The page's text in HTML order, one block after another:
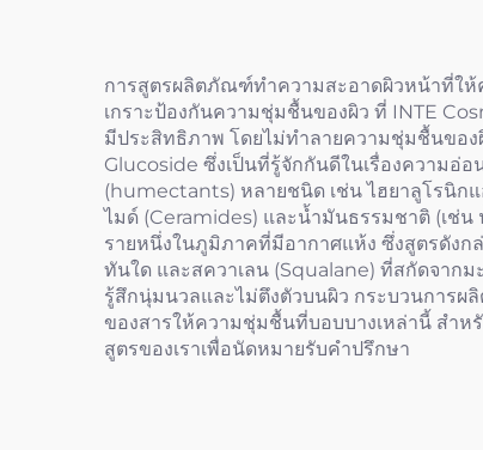
การสูตรผลิตภัณฑ์ทำความสะอาดผิวหน้าที่ให้
เกราะป้องกันความชุ่มชื้นของผิว ที่ INTE
มีประสิทธิภาพ โดยไม่ทำลายความชุ่มชื้นขอ
Glucoside ซึ่งเป็นที่รู้จักกันดีในเรื่องความอ่
(humectants) หลายชนิด เช่น ไฮยาลูโรนิก
ไมด์ (Ceramides) และน้ำมันธรรมชาติ (เช่
รายหนึ่งในภูมิภาคที่มีอากาศแห้ง ซึ่งสูตรดัง
ทันใด และสควาเลน (Squalane) ที่สกัดจาก
รู้สึกนุ่มนวลและไม่ตึงตัวบนผิว กระบวนการผ
ของสารให้ความชุ่มชื้นที่บอบบางเหล่านี้ สำ
สูตรของเราเพื่อนัดหมายรับคำปรึกษา